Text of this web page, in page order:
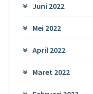
Juni 2022
Mei 2022
April 2022
Maret 2022